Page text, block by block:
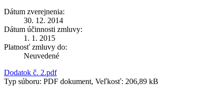
Dátum zverejnenia:
30. 12. 2014
Dátum účinnosti zmluvy:
1. 1. 2015
Platnosť zmluvy do:
Neuvedené
Dodatok č. 2.pdf
Typ súboru: PDF dokument, Veľkosť: 206,89 kB